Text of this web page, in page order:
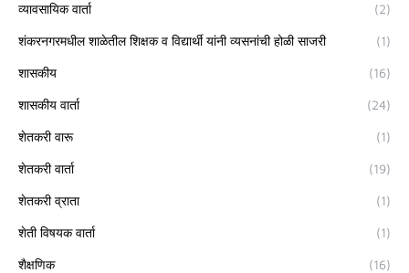
व्यावसायिक वार्ता (2)
शंकरनगरमधील शाळेतील शिक्षक व विद्यार्थी यांनी व्यसनांची होळी साजरी (1)
शासकीय (16)
शासकीय वार्ता (24)
शेतकरी वारू (1)
शेतकरी वार्ता (19)
शेतकरी व्राता (1)
शेती विषयक वार्ता (1)
शैक्षणिक (16)